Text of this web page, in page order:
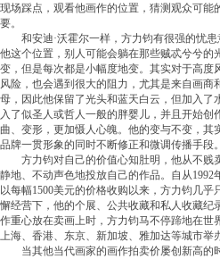
现场踩点，观看他画作的位置，猜测观众可能
要。
和安迪·沃霍尔一样，方力钧有很强的忧患
他这个位置，别人可能会躺在那些贼忒兮兮的
变，但是每次都是小幅度地变。其实对于高度
风险，也会遇到很大的阻力，尤其是来自画商
母，因此他保留了光头和蓝天白云，但加入了
入了似圣人或哲人一般的胖婴儿，并且开始
曲、变形，更加慑人心魄。他的变与不变，
品牌一贯形象的同时不断修正和微调传播手段。
方力钧对自己的价值心知肚明，他从不贱
静地、不动声色地投放自己的作品。自从
以每幅1500美元的价格收购以来，方力钧几
懈经营下，他的个展、公共收藏和私人收藏纪
作重心放在卖画上时，方力钧马不停蹄地在世
上海、香港、东京、新加坡、雅加达等城市举
当其他当代画家的画作拍卖价屡创新高的